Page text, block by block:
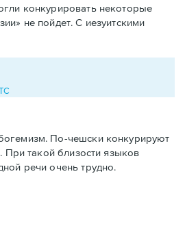
конкурировать некоторые
не пойдет. С иезуитскими
По-чешски конкурируют
При такой близости языков
речи очень трудно.